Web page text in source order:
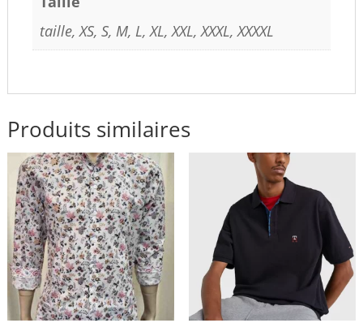
taille, XS, S, M, L, XL, XXL, XXXL, XXXXL
Produits similaires